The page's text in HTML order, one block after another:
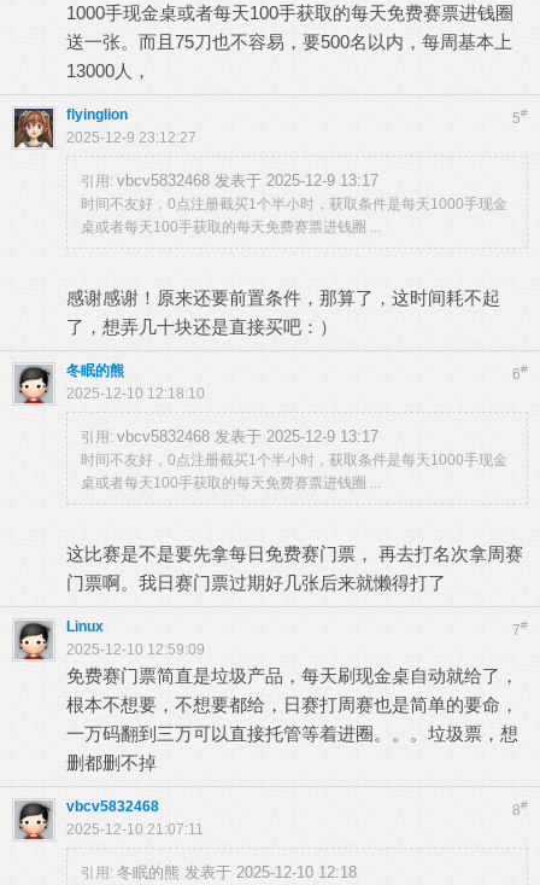
1000手现金桌或者每天100手获取的每天免费赛票进钱圈
送一张。而且75刀也不容易，要500名以内，每周基本上
13000人，
5#
flyinglion
2025-12-9 23:12:27
引用: vbcv5832468 发表于 2025-12-9 13:17
时间不友好，0点注册截买1个半小时，获取条件是每天1000手现金
桌或者每天100手获取的每天免费赛票进钱圈 ...
感谢感谢！原来还要前置条件，那算了，这时间耗不起
了，想弄几十块还是直接买吧：）
6#
冬眠的熊
2025-12-10 12:18:10
引用: vbcv5832468 发表于 2025-12-9 13:17
时间不友好，0点注册截买1个半小时，获取条件是每天1000手现金
桌或者每天100手获取的每天免费赛票进钱圈 ...
这比赛是不是要先拿每日免费赛门票， 再去打名次拿周赛
门票啊。我日赛门票过期好几张后来就懒得打了
7#
Linux
2025-12-10 12:59:09
免费赛门票简直是垃圾产品，每天刷现金桌自动就给了，
根本不想要，不想要都给，日赛打周赛也是简单的要命，
一万码翻到三万可以直接托管等着进圈。。。垃圾票，想
删都删不掉
8#
vbcv5832468
2025-12-10 21:07:11
引用: 冬眠的熊 发表于 2025-12-10 12:18